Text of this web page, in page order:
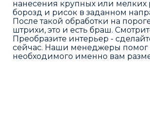
нанесения крупных или
борозд и рисок в заданном
После такой обработки на
штрихи, это и есть браш.
Преобразите интерьер -
сейчас. Наши менеджеры помог
необходимого именно вам